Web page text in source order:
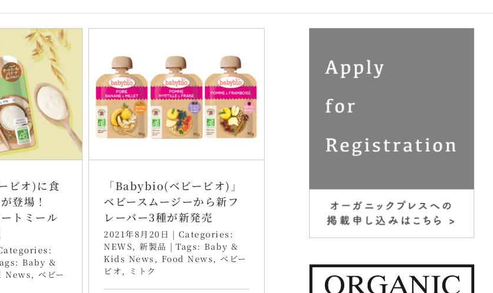
ビオ)に食
登場！
トミール
Baby &
News , ベビー
「Babybio(ベビービオ)」
ベビースムージーから新フ
レーバー3種が新発売
2021年8月20日 | Categories:
NEWS, 新製品 | Tags: Baby &
Kids News , Food News , ベビー
ビオ , ミトク